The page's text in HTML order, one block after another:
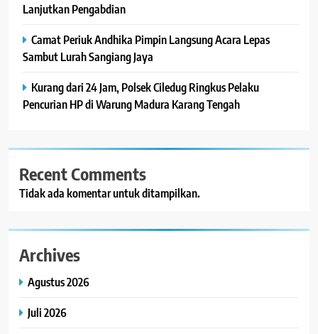
Lanjutkan Pengabdian
Camat Periuk Andhika Pimpin Langsung Acara Lepas
Sambut Lurah Sangiang Jaya
Kurang dari 24 Jam, Polsek Ciledug Ringkus Pelaku
Pencurian HP di Warung Madura Karang Tengah
Recent Comments
Tidak ada komentar untuk ditampilkan.
Archives
Agustus 2026
Juli 2026